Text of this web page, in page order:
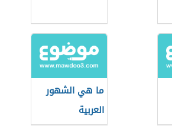
ما هي الشهور
العربية